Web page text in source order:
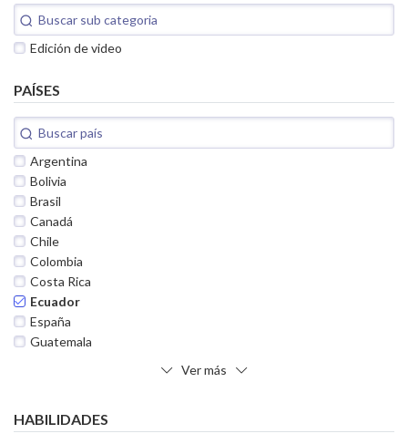
Edición de video
PAÍSES
Argentina
Bolivia
Brasil
Canadá
Chile
Colombia
Costa Rica
Ecuador
España
Guatemala
Ver más
HABILIDADES